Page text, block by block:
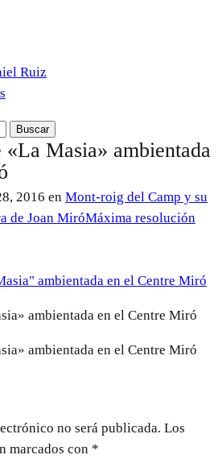
Ruiz
Masia» ambientada
2016 en Mont-roig del Camp y su
de Joan MiróMáxima resolución
ambientada en el Centre Miró
ambientada en el Centre Miró
no será publicada. Los
marcados con *